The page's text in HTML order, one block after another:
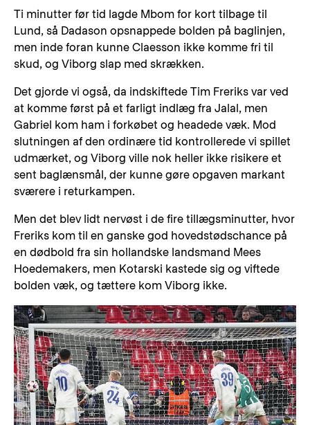
Ti minutter før tid lagde Mbom for kort tilbage til
Lund, så Dadason opsnappede bolden på baglinjen,
men inde foran kunne Claesson ikke komme fri til
skud, og Viborg slap med skrækken.
Det gjorde vi også, da indskiftede Tim Freriks var ved
at komme først på et farligt indlæg fra Jalal, men
Gabriel kom ham i forkøbet og headede væk. Mod
slutningen af den ordinære tid kontrollerede vi spillet
udmærket, og Viborg ville nok heller ikke risikere et
sent baglænsmål, der kunne gøre opgaven markant
sværere i returkampen.
Men det blev lidt nervøst i de fire tillægsminutter, hvor
Freriks kom til en ganske god hovedstødschance på
en dødbold fra sin hollandske landsmand Mees
Hoedemakers, men Kotarski kastede sig og viftede
bolden væk, og tættere kom Viborg ikke.